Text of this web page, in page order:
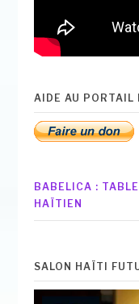
AIDE AU PORTAIL
BABELICA :
HAÏTIEN
SALON HAÏTI